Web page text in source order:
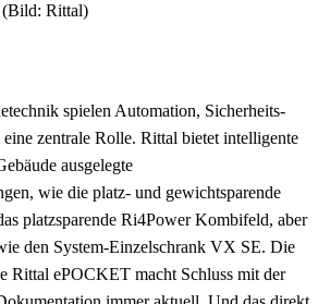
(Bild: Rittal)
spielen Automation, Sicherheits-
eine zentrale Rolle. Rittal bietet intelligente
ausgelegte
wie die platz- und gewichtsparende
platzsparende Ri4Power Kombifeld, aber
den System-Einzelschrank VX SE. Die
Rittal ePOCKET macht Schluss mit der